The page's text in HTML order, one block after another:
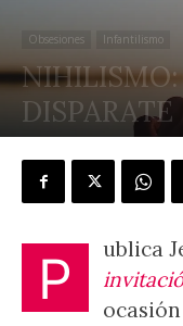
Obsesiones Infantilismo
DISPARATE
P ublica